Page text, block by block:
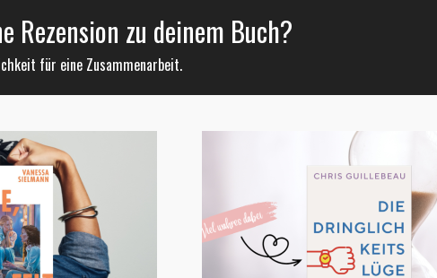
Rezension zu deinem Buch?
für eine Zusammenarbeit.